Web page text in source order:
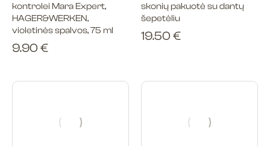
kontrolei Mara Expert,
HAGER&WERKEN,
violetinės spalvos, 75 ml
9.90 €
skonių pakuotė su dantų
šepetėliu
19.50 €